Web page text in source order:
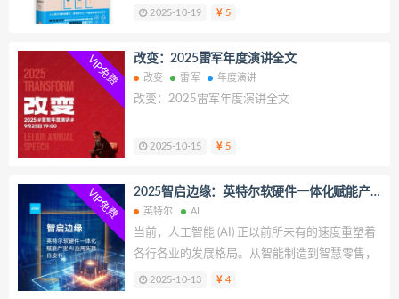
2025-10-19 5
VIP免费 改变：2025雷军年度演讲全文
改变 雷军 年度演讲
改变：2025雷军年度演讲全文
2025-10-15 5
VIP免费
2025智启边缘：英特尔软硬件一体化赋能产
业 AI 应用实践白皮书
英特尔 AI
当前，人工智能 (AI) 正以前所未有的速度重塑着
各行各业的发展格局。从智能制造到智慧零售，
从智慧交通到智慧城市，AI 技术的广泛应用正在
2025-10-13 4